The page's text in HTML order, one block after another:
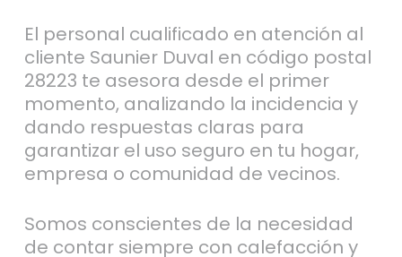
El personal cualificado en atención al
cliente Saunier Duval en código postal
28223 te asesora desde el primer
momento, analizando la incidencia y
dando respuestas claras para
garantizar el uso seguro en tu hogar,
empresa o comunidad de vecinos.
Somos conscientes de la necesidad
de contar siempre con calefacción y